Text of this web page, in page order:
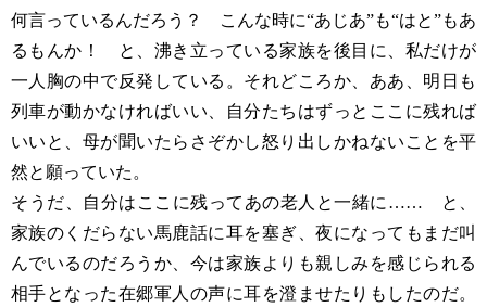
何言っているんだろう？ こんな時に“あじあ”も“はと”もあ
るもんか！ と、沸き立っている家族を後目に、私だけが
一人胸の中で反発している。それどころか、ああ、明日も
列車が動かなければいい、自分たちはずっとここに残れば
いいと、母が聞いたらさぞかし怒り出しかねないことを平
然と願っていた。
そうだ、自分はここに残ってあの老人と一緒に…… と、
家族のくだらない馬鹿話に耳を塞ぎ、夜になってもまだ叫
んでいるのだろうか、今は家族よりも親しみを感じられる
相手となった在郷軍人の声に耳を澄ませたりもしたのだ。